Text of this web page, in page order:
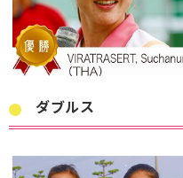
ダブルス